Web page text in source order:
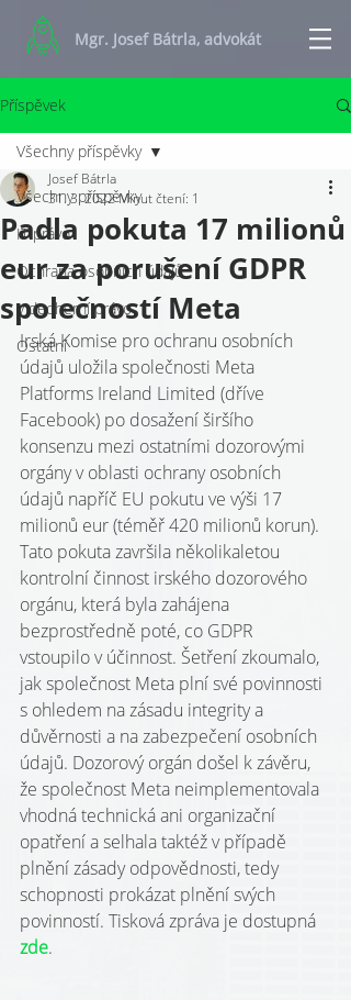
Mgr. Josef Bátrla, advokát
Příspěvek
Všechny příspěvky
IT právo
Ochrana osobních údajů
Videoherní právo
Ostatní
Všechny příspěvky
Padla pokuta 17 milionů
eur za porušení GDPR
společností Meta
Josef Bátrla
31. 3. 2022Minut čtení: 1
Irská Komise pro ochranu osobních
údajů uložila společnosti Meta
Platforms Ireland Limited (dříve
Facebook) po dosažení širšího
konsenzu mezi ostatními dozorovými
orgány v oblasti ochrany osobních
údajů napříč EU pokutu ve výši 17
milionů eur (téměř 420 milionů korun).
Tato pokuta završila několikaletou
kontrolní činnost irského dozorového
orgánu, která byla zahájena
bezprostředně poté, co GDPR
vstoupilo v účinnost. Šetření zkoumalo,
jak společnost Meta plní své povinnosti
s ohledem na zásadu integrity a
důvěrnosti a na zabezpečení osobních
údajů. Dozorový orgán došel k závěru,
že společnost Meta neimplementovala
vhodná technická ani organizační
opatření a selhala taktéž v případě
plnění zásady odpovědnosti, tedy
schopnosti prokázat plnění svých
povinností. Tisková zpráva je dostupná
zde.